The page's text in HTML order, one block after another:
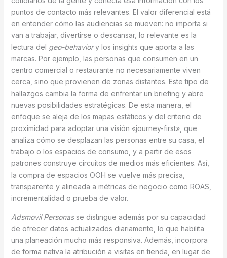
puntos de contacto más relevantes. El valor diferencial está
en entender cómo las audiencias se mueven: no importa si
van a trabajar, divertirse o descansar, lo relevante es la
lectura del geo-behaviory los insights que aporta a las
marcas. Por ejemplo, las personas que consumen en un
centro comercial o restaurante no necesariamente viven
cerca, sino que provienen de zonas distantes. Este tipo de
hallazgos cambia la forma de enfrentar un briefing y abre
nuevas posibilidades estratégicas. De esta manera, el
enfoque se aleja de los mapas estáticos y del criterio de
proximidad para adoptar una visión «journey-first», que
analiza cómo se desplazan las personas entre su casa, el
trabajo o los espacios de consumo, y a partir de esos
patrones construye circuitos de medios más eficientes. Así,
la compra de espacios OOH se vuelve más precisa,
transparente y alineada a métricas de negocio como ROAS,
incrementalidad o prueba de valor.
Adsmovil Personasse distingue además por su capacidad
de ofrecer datos actualizados diariamente, lo que habilita
una planeación mucho más responsiva. Además, incorpora
de forma nativa la atribución a visitas en tienda, en lugar de